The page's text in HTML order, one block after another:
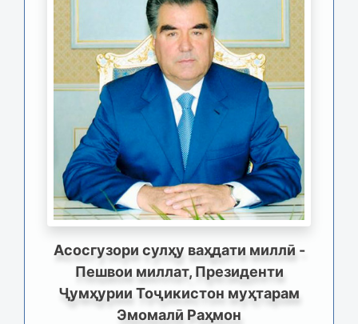
Асосгузори сулҳу ваҳдати миллӣ -
Пешвои миллат, Президенти
Ҷумҳурии Тоҷикистон муҳтарам
Эмомалӣ Раҳмон